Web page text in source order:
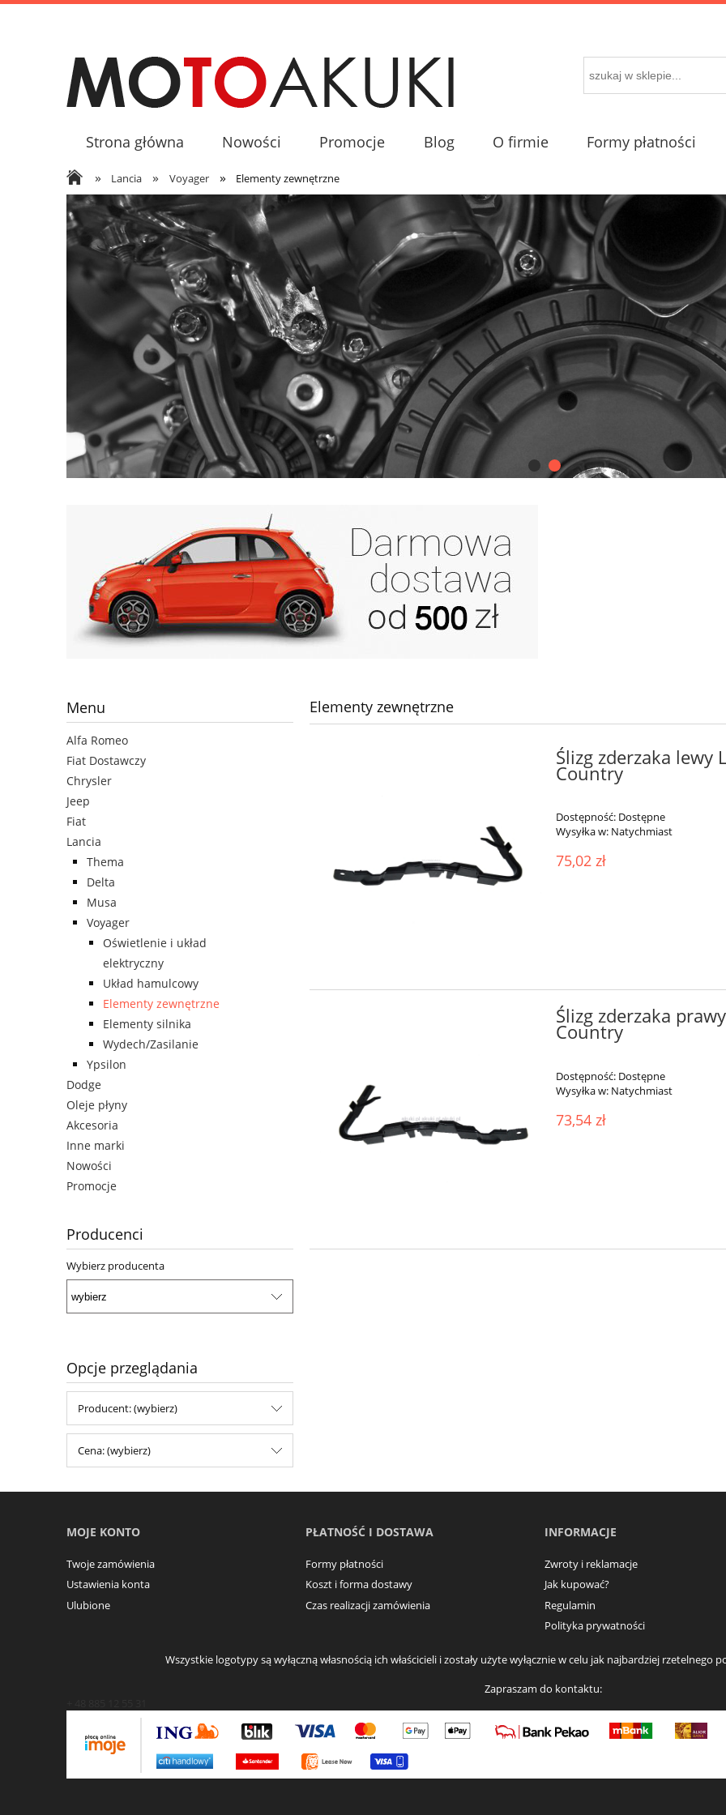
Strona główna Nowości Promocje Blog O firmie Formy płatności
» Lancia » Voyager » Elementy zewnętrzne
Menu
Alfa Romeo
Fiat Dostawczy
Chrysler
Jeep
Fiat
Lancia
Thema
Delta
Musa
Voyager
Oświetlenie i układ
elektryczny
Układ hamulcowy
Elementy zewnętrzne
Elementy silnika
Wydech/Zasilanie
Ypsilon
Dodge
Oleje płyny
Akcesoria
Inne marki
Nowości
Promocje
Producenci
Wybierz producenta
Opcje przeglądania
Producent: (wybierz)
Cena: (wybierz)
Elementy zewnętrzne
Ślizg zderzaka lewy
Country
Dostępność: Dostępne
Wysyłka w: Natychmiast
75,02 zł
Ślizg zderzaka
Country
Dostępność: Dostępne
Wysyłka w: Natychmiast
73,54 zł
MOJE KONTO
Twoje zamówienia
Ustawienia konta
Ulubione
PŁATNOŚĆ I DOSTAWA
Formy płatności
Koszt i forma dostawy
Czas realizacji zamówienia
INFORMACJE
Zwroty i reklamacje
Jak kupować?
Regulamin
Polityka prywatności
Wszystkie logotypy są wyłączną własnością ich właścicieli i zostały użyte wyłącznie w celu jak najbardziej
Zapraszam do kontaktu: